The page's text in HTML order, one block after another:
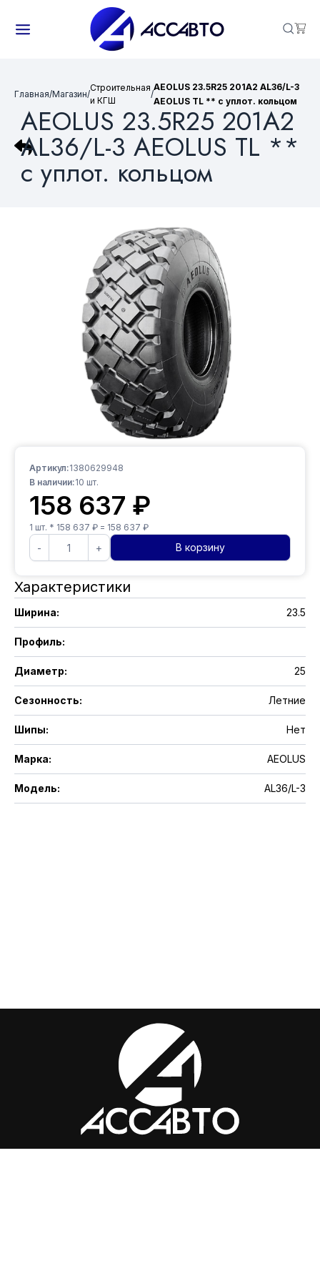
Главная/Магазин/
Строительная
и КГШ
/
AEOLUS 23.5R25 201A2 AL36/L-3
AEOLUS TL ** с уплот. кольцом
AEOLUS 23.5R25 201A2
AL36/L-3 AEOLUS TL **
с уплот. кольцом
Характеристики
Ширина: 23.5
Профиль:
Диаметр: 25
Сезонность: Летние
Шипы: Нет
Марка: AEOLUS
Модель: AL36/L-3
Артикул:1380629948
В наличии:10 шт.
158 637 ₽
1 шт. * 158 637 ₽ = 158 637 ₽
- + В корзину